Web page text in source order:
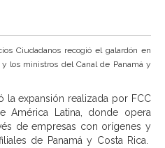
Ciudadanos recogió el galardón en
los ministros del Canal de Panamá y
la expansión realizada por FCC
América Latina, donde opera
de empresas con orígenes y
de Panamá y Costa Rica.